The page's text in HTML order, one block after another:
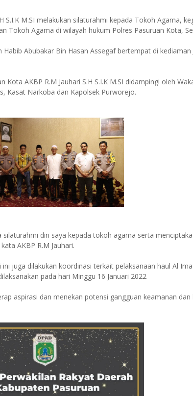
S.I.K M.SI melakukan silaturahmi kepada Tokoh Agama,
Tokoh Agama di wilayah hukum Polres Pasuruan Kota,
Abubakar Bin Hasan Assegaf bertempat di kediaman
AKBP R.M Jauhari S.H S.I.K M.SI didampingi oleh
Kasat Narkoba dan Kapolsek Purworejo.
silaturahmi diri saya kepada tokoh agama serta
AKBP R.M Jauhari.
juga dilakukan koordinasi terkait pelaksanaan haul Al
pada hari Minggu 16 Januari 2022
aspirasi dan menekan potensi gangguan keamanan dan